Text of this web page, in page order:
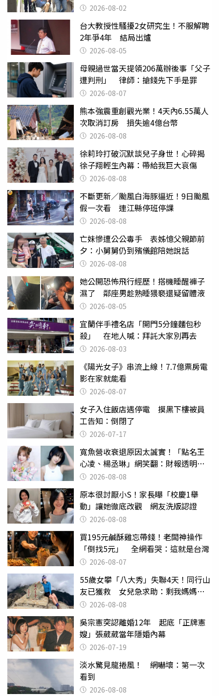
2026-08-02
台大教授性騷擾2女研究生！不服解聘
2年爭4年 結局出爐
2026-08-05
母親過世當天提領206萬辦後事「父子
遭判刑」 律師：搶錢先下手是罪
2026-08-07
熊本強震重創觀光業！4天內6.55萬人
次取消訂房 損失逾4億台幣
2026-08-08
徐莉玲打破沉默談兒子身世！心碎揭
徐子翔輕生內幕：帶給我巨大哀傷
2026-08-08
不斷更新／颱風白海豚逼近！9日颱風
假一次看 連江縣停班停課
2026-08-08
亡妹慘遭公公毒手 表姊憶父親節前
夕：小舅舅仍到殯儀館陪她說話
2026-08-08
她公開恐怖飛行經歷！搭機睡醒褲子
濕了 鄰座男趁熟睡猥褻還疑留體液
2026-08-05
宜蘭伴手禮名店「開門5分鐘麵包秒
殺」 在地人喊：拜託大家別再去
2026-08-03
《陽光女子》串流上線！7.7億票房電
影在家就能看
2026-08-07
女子入住飯店遇停電 摸黑下樓被員
工告知：倒閉了
2026-07-17
寬魚營收衰退原因太誠實！「點名王
心凌、楊丞琳」網笑翻：財報透明度
滿分2026-08-08
原本很討厭小S！家長曝「校慶1舉
動」讓她徹底改觀 網友洗版認證
2026-08-08
買195元鹹酥雞忘帶錢！老闆神操作
「倒找5元」 全網看哭：這就是台灣
2026-08-07
55歲女攀「八大秀」失聯4天！同行山
友已獲救 女兒急求助：剩我媽媽還
沒找到
2026-08-08
吳宗憲突認離婚12年 起底「正牌憲
嫂」張葳葳當年隱婚內幕
2026-07-19
淡水驚見龍捲風！ 網嚇壞：第一次
看到
2026-08-08